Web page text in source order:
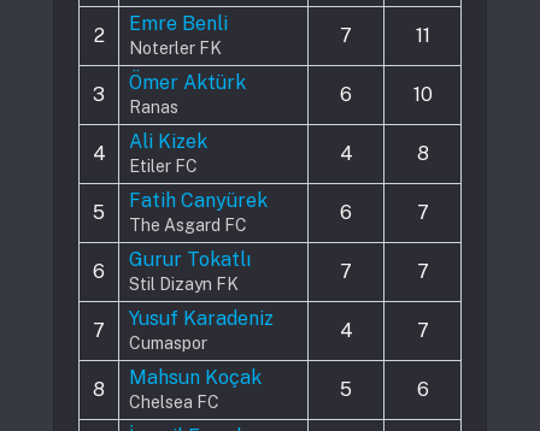
2
Emre Benli
Noterler FK
7 11
3
Ömer Aktürk
Ranas
6 10
4
Ali Kizek
Etiler FC
4 8
5
Fatih Canyürek
The Asgard FC
6 7
6
Gurur Tokatlı
Stil Dizayn FK
7 7
7
Yusuf Karadeniz
Cumaspor
4 7
8
Mahsun Koçak
Chelsea FC
5 6